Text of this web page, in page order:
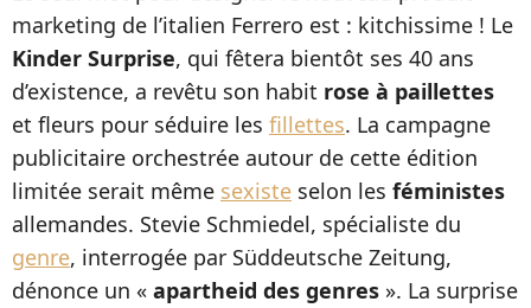
marketing de l’italien Ferrero est : kitchissime ! Le
Kinder Surprise, qui fêtera bientôt ses 40 ans
d’existence, a revêtu son habit rose à paillettes
et fleurs pour séduire les fillettes. La campagne
publicitaire orchestrée autour de cette édition
limitée serait même sexiste selon les féministes
allemandes. Stevie Schmiedel, spécialiste du
genre, interrogée par Süddeutsche Zeitung,
dénonce un « apartheid des genres ». La surprise